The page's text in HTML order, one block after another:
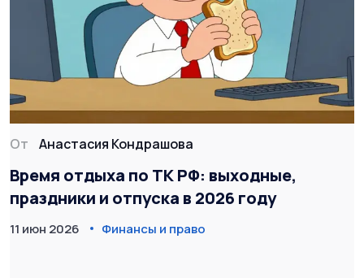
От Анастасия Кондрашова
Время отдыха по ТК РФ: выходные,
праздники и отпуска в 2026 году
11 июн 2026 Финансы и право